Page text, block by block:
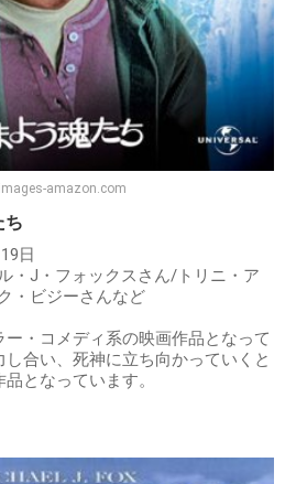
amazon.com
ち
日
・J・フォックスさん/トリニ・ア
・ビジーさんなど
・コメディ系の映画作品となって
合い、死神に立ち向かっていくと
となっています。